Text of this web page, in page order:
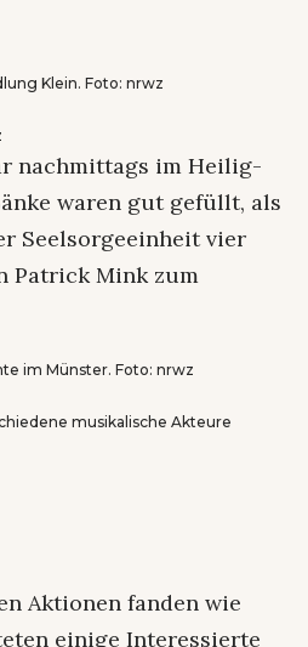
Klein. Foto: nrwz
nachmittags im Heilig-
waren gut gefüllt, als
Seelsorgeeinheit vier
Patrick Mink zum
im Münster. Foto: nrwz
musikalische Akteure
Aktionen fanden wie
einige Interessierte